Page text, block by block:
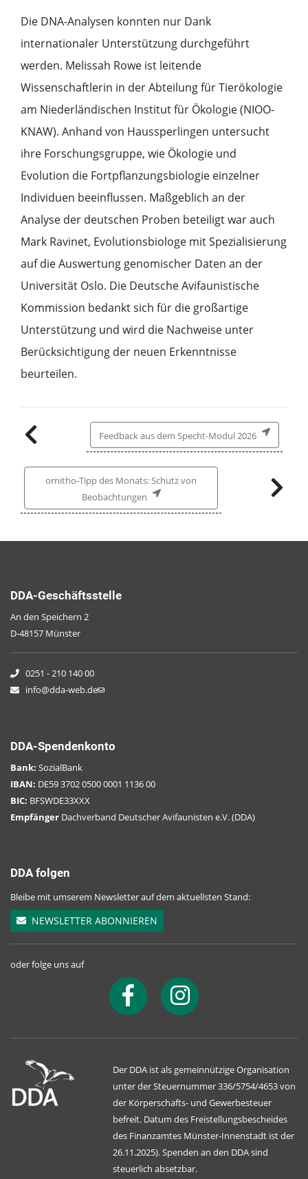
Die DNA-Analysen konnten nur Dank
internationaler Unterstützung durchgeführt
werden. Melissah Rowe ist leitende
Wissenschaftlerin in der Abteilung für Tierökologie
am Niederländischen Institut für Ökologie (NIOO-
KNAW). Anhand von Haussperlingen untersucht
ihre Forschungsgruppe, wie Ökologie und
Evolution die Fortpflanzungsbiologie einzelner
Individuen beeinflussen. Maßgeblich an der
Analyse der deutschen Proben beteiligt war auch
Mark Ravinet, Evolutionsbiologe mit Spezialisierung
auf die Auswertung genomischer Daten an der
Universität Oslo. Die Deutsche Avifaunistische
Kommission bedankt sich für die großartige
Unterstützung und wird die Nachweise unter
Berücksichtigung der neuen Erkenntnisse
beurteilen.
Feedback aus dem Specht-Modul 2026
ornitho-Tipp des Monats: Schutz von
Beobachtungen
DDA-Geschäftsstelle
An den Speichern 2
D-48157 Münster
0251 - 210 140 00
info@dda-web.de
DDA-Spendenkonto
Bank: SozialBank
IBAN: DE59 3702 0500 0001 1136 00
BIC: BFSWDE33XXX
Empfänger Dachverband Deutscher Avifaunisten e.V. (DDA)
DDA folgen
Bleibe mit umserem Newsletter auf dem aktuellsten Stand:
NEWSLETTER ABONNIEREN
oder folge uns auf
Der DDA ist als gemeinnützige Organisation
unter der Steuernummer 336/5754/4653 von
der Körperschafts- und Gewerbesteuer
befreit. Datum des Freistellungsbescheides
des Finanzamtes Münster-Innenstadt ist der
26.11.2025). Spenden an den DDA sind
steuerlich absetzbar.